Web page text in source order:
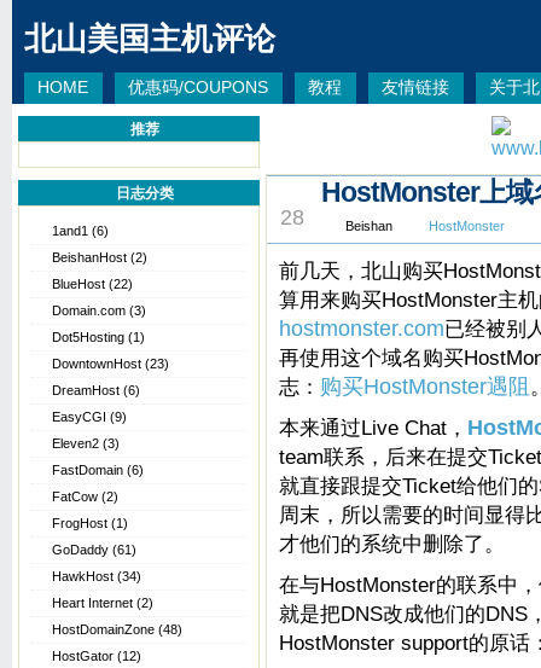
北山美国主机评论
HOME 优惠码/COUPONS 教程 友情链接 关于
推荐
日志分类
1and1 (6)
BeishanHost (2)
BlueHost (22)
Domain.com (3)
Dot5Hosting (1)
DowntownHost (23)
DreamHost (6)
EasyCGI (9)
Eleven2 (3)
FastDomain (6)
FatCow (2)
FrogHost (1)
GoDaddy (61)
HawkHost (34)
Heart Internet (2)
HostDomainZone (48)
HostGator (12)
28
HostMonster上域
Beishan HostMonster
前几天，北山购买
算用来购买HostMonster主
hostmonster.com已经被别
再使用这个域名购买
志： 购买HostMonster遇阻
本来通过Live Chat，
team联系，后来在提交
就直接跟提交Ticket给他们
周末，所以需要的时间显得
才他们的系统中删除了。
在与HostMonster的联系中
就是把DNS改成他们的DNS
HostMonster support的原话